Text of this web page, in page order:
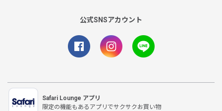
公式SNSアカウント
Safari Lounge アプリ
限定の機能もあるアプリでサクサクお買い物